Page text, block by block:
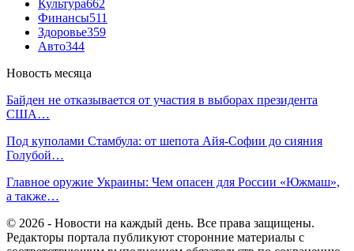
Культура662
Финансы511
Здоровье359
Авто344
Новость месяца
Байден не отказывается от участия в выборах президента
США…
Под куполами Стамбула: от шепота Айя-Софии до сияния
Голубой…
Главное оружие Украины: Чем опасен для России «Южмаш»,
а также…
© 2026 - Новости на каждый день. Все права защищены.
Редакторы портала публикуют сторонние материалы с